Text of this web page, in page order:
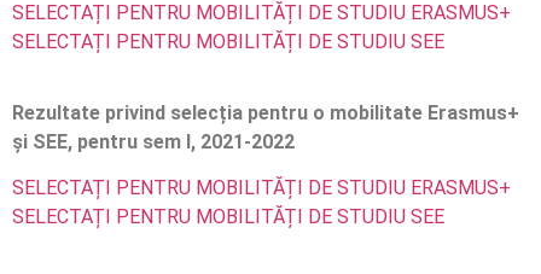
SELECTAȚI PENTRU MOBILITĂȚI DE STUDIU ERASMUS+
SELECTAȚI PENTRU MOBILITĂȚI DE STUDIU SEE
Rezultate privind selecția pentru o mobilitate Erasmus+
și SEE, pentru sem I, 2021-2022
SELECTAȚI PENTRU MOBILITĂȚI DE STUDIU ERASMUS+
SELECTAȚI PENTRU MOBILITĂȚI DE STUDIU SEE